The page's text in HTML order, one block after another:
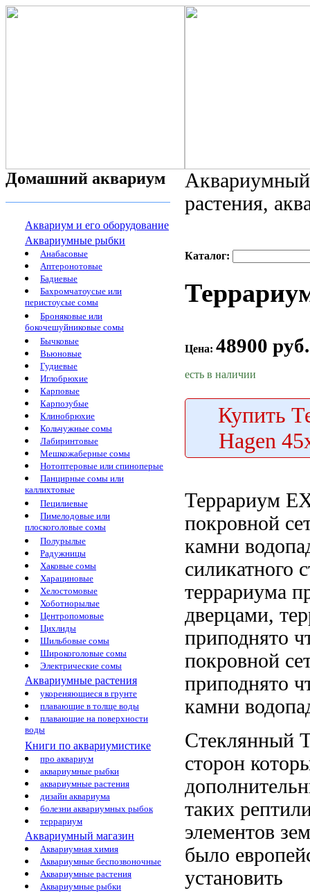
Домашний аквариум
Аквариум и его оборудование
Аквариумные рыбки
Анабасовые
Аптеронотовые
Бадиевые
Бахромчатоусые или
перистоусые сомы
Броняковые или
бокочешуйниковые сомы
Бычковые
Вьюновые
Гудиевые
Иглобрюхие
Карповые
Карпозубые
Клинобрюхие
Кольчужные сомы
Лабиринтовые
Мешкожаберные сомы
Нотоптеровые или спиноперые
Панцирные сомы или
каллихтовые
Пецилиевые
Пимелодовые или
плоскоголовые сомы
Полурылые
Радужницы
Хаковые сомы
Харациновые
Хелостомовые
Хоботнорылые
Центропомовые
Цихлиды
Шильбовые сомы
Широкоголовые сомы
Электрические сомы
Аквариумные растения
укореняющиеся в грунте
плавающие в толще воды
плавающие на поверхности
воды
Книги по аквариумистике
про аквариум
аквариумные рыбки
аквариумные растения
дизайн аквариума
болезни аквариумных рыбок
террариум
Аквариумный магазин
Аквариумная химия
Аквариумные беспозвоночные
Аквариумные растения
Аквариумные рыбки
растения,
Каталог:
Цена: 48900 руб.
есть в наличии
Купить
Hagen
Террариум
покровной
камни
силикатного
террариума
дверцами,
приподнято
покровной
приподнято
камни
Стеклянный
сторон
таких
элементов
было
установить